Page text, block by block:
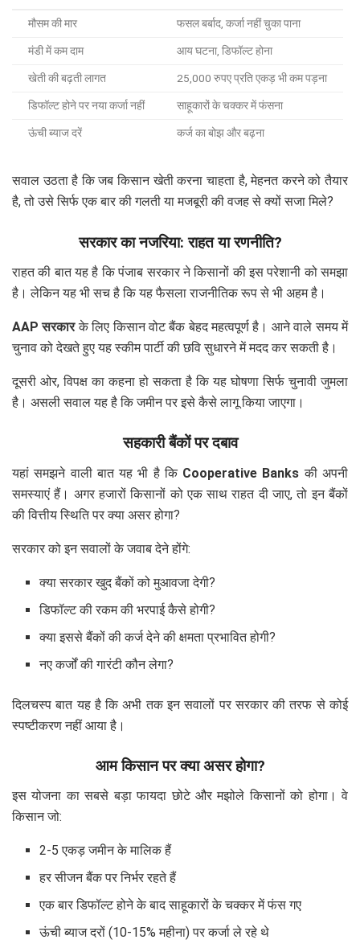
मौसम की मार फसल बर्बाद, कर्जा नहीं चुका पाना
मंडी में कम दाम आय घटना, डिफॉल्ट होना
खेती की बढ़ती लागत 25,000 रुपए प्रति एकड़ भी कम पड़ना
डिफॉल्ट होने पर नया कर्जा नहीं साहूकारों के चक्कर में फंसना
ऊंची ब्याज दरें कर्ज का बोझ और बढ़ना
सवाल उठता है कि जब किसान खेती करना चाहता है, मेहनत करने को तैयार
है, तो उसे सिर्फ एक बार की गलती या मजबूरी की वजह से क्यों सजा मिले?
सरकार का नजरिया: राहत या रणनीति?
राहत की बात यह है कि पंजाब सरकार ने किसानों की इस परेशानी को समझा
है। लेकिन यह भी सच है कि यह फैसला राजनीतिक रूप से भी अहम है।
AAP सरकारके लिए किसान वोट बैंक बेहद महत्वपूर्ण है। आने वाले समय में
चुनाव को देखते हुए यह स्कीम पार्टी की छवि सुधारने में मदद कर सकती है।
दूसरी ओर, विपक्ष का कहना हो सकता है कि यह घोषणा सिर्फ चुनावी जुमला
है। असली सवाल यह है कि जमीन पर इसे कैसे लागू किया जाएगा।
सहकारी बैंकों पर दबाव
यहां समझने वाली बात यह भी है कि Cooperative Banks की अपनी
समस्याएं हैं। अगर हजारों किसानों को एक साथ राहत दी जाए, तो इन बैंकों
की वित्तीय स्थिति पर क्या असर होगा?
सरकार को इन सवालों के जवाब देने होंगे:
क्या सरकार खुद बैंकों को मुआवजा देगी?
डिफॉल्ट की रकम की भरपाई कैसे होगी?
क्या इससे बैंकों की कर्ज देने की क्षमता प्रभावित होगी?
नए कर्जों की गारंटी कौन लेगा?
दिलचस्प बात यह है कि अभी तक इन सवालों पर सरकार की तरफ से कोई
स्पष्टीकरण नहीं आया है।
आम किसान पर क्या असर होगा?
इस योजना का सबसे बड़ा फायदा छोटे और मझोले किसानों को होगा। वे
किसान जो:
2-5 एकड़ जमीन के मालिक हैं
हर सीजन बैंक पर निर्भर रहते हैं
एक बार डिफॉल्ट होने के बाद साहूकारों के चक्कर में फंस गए
ऊंची ब्याज दरों (10-15% महीना) पर कर्जा ले रहे थे